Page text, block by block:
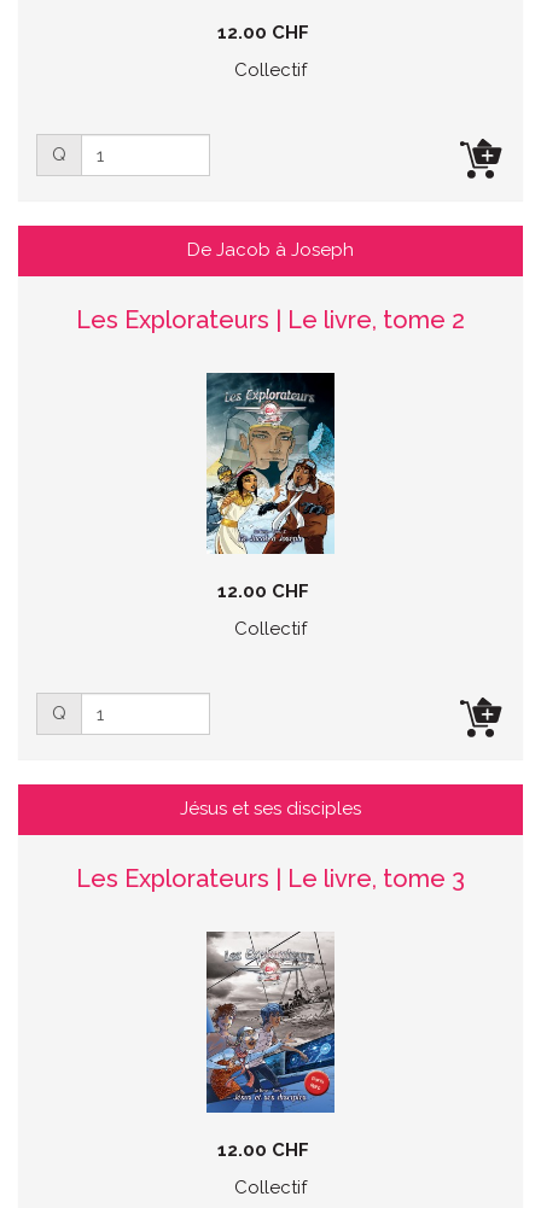
12.00 CHF
Collectif
Q
De Jacob à Joseph
Les Explorateurs | Le livre, tome 2
12.00 CHF
Collectif
Q
Jésus et ses disciples
Les Explorateurs | Le livre, tome 3
12.00 CHF
Collectif